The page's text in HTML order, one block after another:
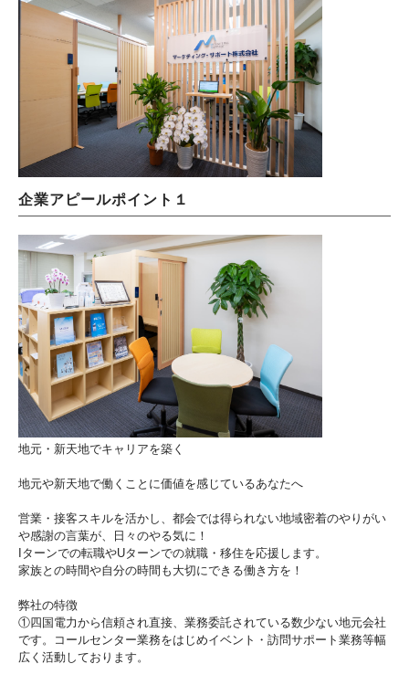
企業アピールポイント１
地元・新天地でキャリアを築く
地元や新天地で働くことに価値を感じているあなたへ
営業・接客スキルを活かし、都会では得られない地域密着のやりがい
や感謝の言葉が、日々のやる気に！
Iターンでの転職やUターンでの就職・移住を応援します。
家族との時間や自分の時間も大切にできる働き方を！
弊社の特徴
①四国電力から信頼され直接、業務委託されている数少ない地元会社
です。コールセンター業務をはじめイベント・訪問サポート業務等幅
広く活動しております。